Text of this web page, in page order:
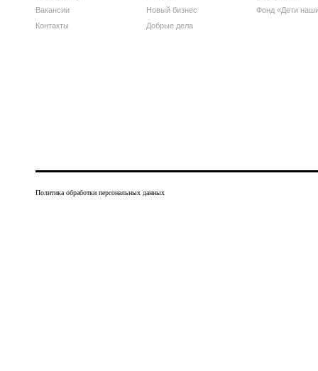
Вакансии
Контакты
Новый бизнес
Добрые дела
Фонд «Дети
Политика обработки персональных данных